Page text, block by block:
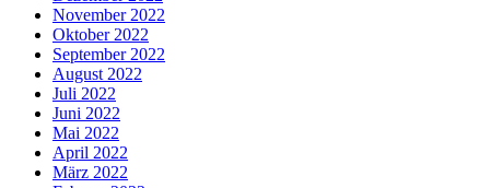
November 2022
Oktober 2022
September 2022
August 2022
Juli 2022
Juni 2022
Mai 2022
April 2022
März 2022